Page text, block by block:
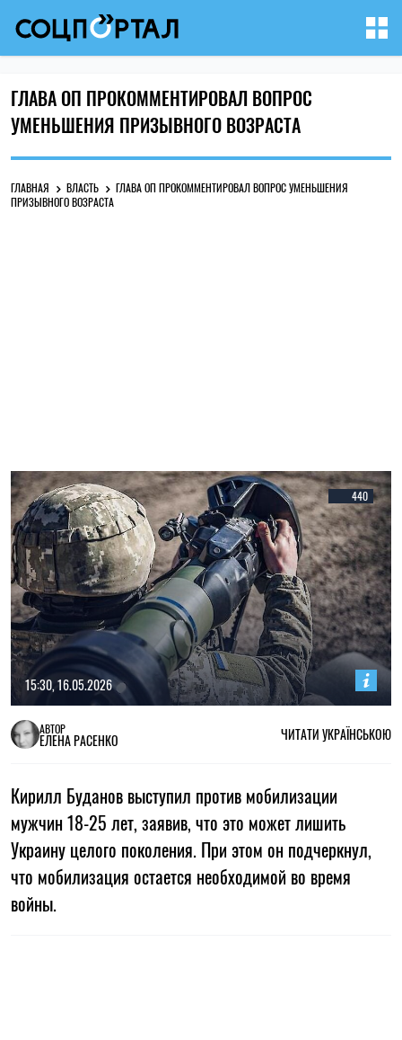
ГЛАВА ОП ПРОКОММЕНТИРОВАЛ ВОПРОС
УМЕНЬШЕНИЯ ПРИЗЫВНОГО ВОЗРАСТА
ГЛАВНАЯ ВЛАСТЬ
ГЛАВА ОП ПРОКОММЕНТИРОВАЛ ВОПРОС УМЕНЬШЕНИЯ
ПРИЗЫВНОГО ВОЗРАСТА
440
15:30, 16.05.2026
АВТОР
ЕЛЕНА РАСЕНКО ЧИТАТИ УКРАЇНСЬКОЮ
Кирилл Буданов выступил против мобилизации
мужчин 18-25 лет, заявив, что это может лишить
Украину целого поколения. При этом он подчеркнул,
что мобилизация остается необходимой во время
войны.